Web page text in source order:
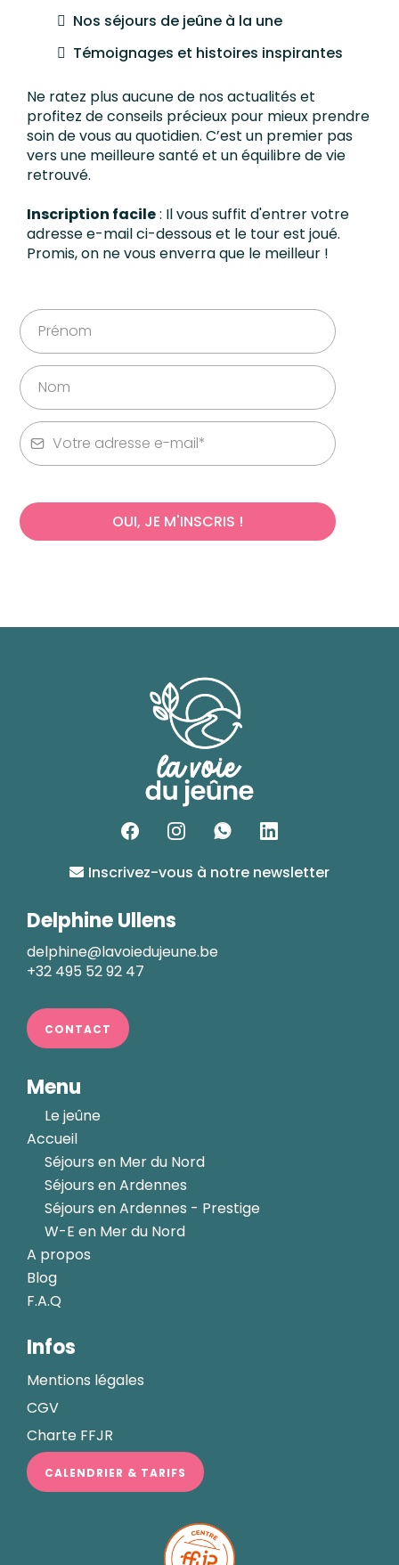
Nos séjours de jeûne à la une
Témoignages et histoires inspirantes
Ne ratez plus aucune de nos actualités et
profitez de conseils précieux pour mieux prendre
soin de vous au quotidien. C’est un premier pas
vers une meilleure santé et un équilibre de vie
retrouvé.
Inscription facile: Il vous suffit d'entrer votre
adresse e-mail ci-dessous et le tour est joué.
Promis, on ne vous enverra que le meilleur !
OUI, JE M'INSCRIS !
Inscrivez-vous à notre newsletter
Delphine Ullens
delphine@lavoiedujeune.be
+32 495 52 92 47
CONTACT
Menu
Le jeûne
Accueil
Séjours en Mer du Nord
Séjours en Ardennes
Séjours en Ardennes - Prestige
W-E en Mer du Nord
A propos
Blog
F.A.Q
Infos
Mentions légales
CGV
Charte FFJR
CALENDRIER & TARIFS